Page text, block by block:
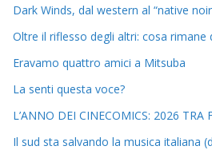
Dark Winds, dal western al “native
Oltre il riflesso degli altri: cosa rimane
Eravamo quattro amici a Mitsuba
La senti questa voce?
L’ANNO DEI CINECOMICS: 2026 TRA
Il sud sta salvando la musica italiana